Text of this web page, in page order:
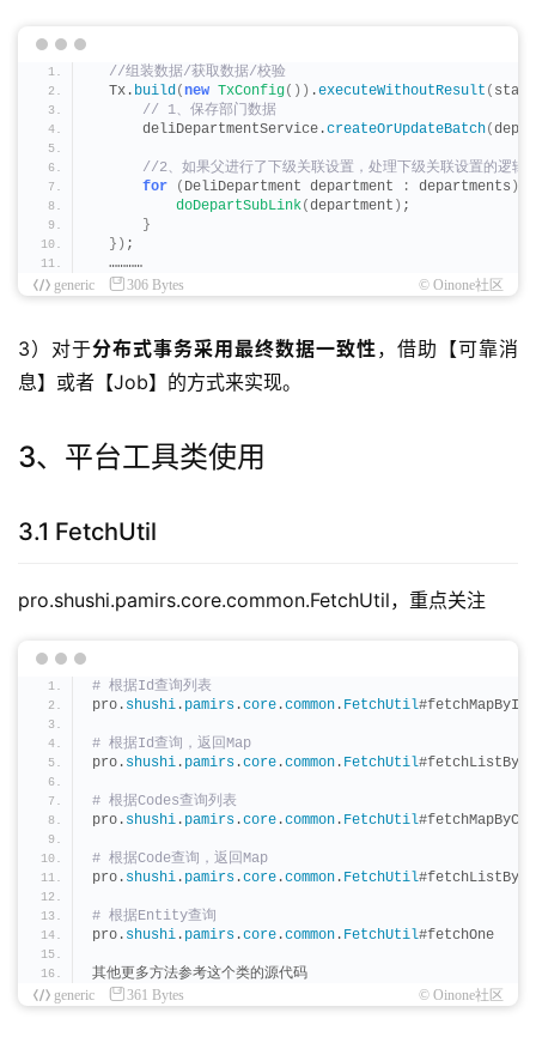
//组装数据/获取数据/校验
  Tx.
build(new TxConfig()) .executeWithoutResult (
// 1、保存部门数据
      deliDepartmentService.
createOrUpdateBatch(
//2、如果父进行了下级关联设置，处理下级关联设置的逻辑
for
( DeliDepartment department : departments )
doDepartSubLink(department ) ;
}
}) ;
  …………
generic
306 Bytes © Oinone社区
3）对于分布式事务采用最终数据一致性，借助【可靠消
息】或者【Job】的方式来实现。
3、平台工具类使用
3.1 FetchUtil
pro.shushi.pamirs.core.common.FetchUtil，重点关注
# 根据Id查询列表
pro. shushi . pamirs .core .common . FetchUtil#fetchMapByIds
# 根据Id查询，返回Map
pro. shushi . pamirs .core .common . FetchUtil
# 根据Codes查询列表
pro. shushi . pamirs .core .common . FetchUtil
# 根据Code查询，返回Map
pro. shushi . pamirs .core .common . FetchUtil
# 根据Entity查询
pro. shushi . pamirs .core .common . FetchUtil#fetchOne
其他更多方法参考这个类的源代码
generic
361 Bytes © Oinone社区